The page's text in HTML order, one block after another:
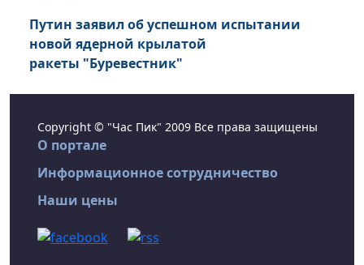
Путин заявил об успешном испытании
новой ядерной крылатой
ракеты "Буревестник"
Copyright © "Час Пик" 2009 Все права защищены
О портале
Информационное сотрудничество
Наши цены